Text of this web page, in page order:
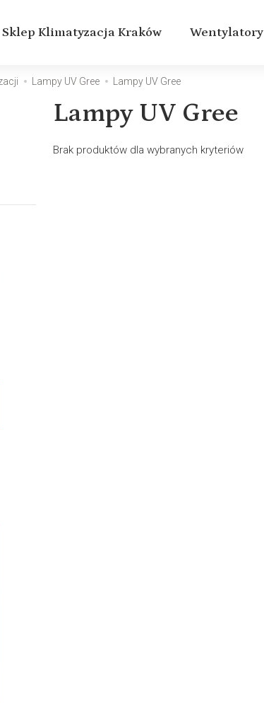
Sklep Klimatyzacja Kraków Wentylatory
Lampy UV Gree Lampy UV Gree
Lampy UV Gree
Brak produktów dla wybranych kryteriów